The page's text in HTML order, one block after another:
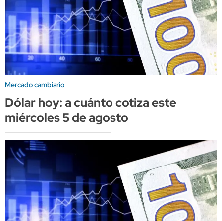
Mercado cambiario
Dólar hoy: a cuánto cotiza este
miércoles 5 de agosto